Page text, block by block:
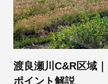
渡良瀬川C&R区域
ポイント解説